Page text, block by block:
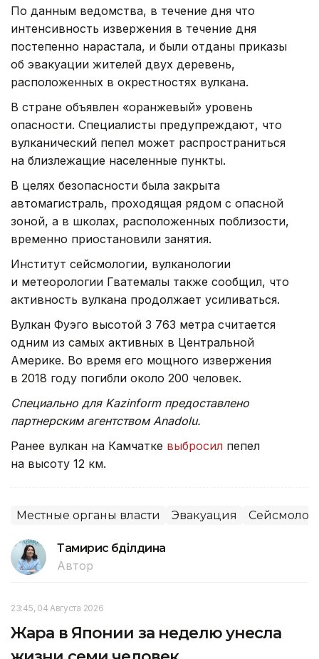
По данным ведомства, в течение дня что
интенсивность извержения в течение дня
постепенно нарастала, и были отданы приказы
об эвакуации жителей двух деревень,
расположенных в окрестностях вулкана.
В стране объявлен «оранжевый» уровень
опасности. Специалисты предупреждают, что
вулканический пепел может распространиться
на близлежащие населенные пункты.
В целях безопасности была закрыта
автомагистраль, проходящая рядом с опасной
зоной, а в школах, расположенных поблизости,
временно приостановили занятия.
Институт сейсмологии, вулканологии
и метеорологии Гватемалы также сообщил, что
активность вулкана продолжает усиливаться.
Вулкан Фуэго высотой 3 763 метра считается
одним из самых активных в Центральной
Америке. Во время его мощного извержения
в 2018 году погибли около 200 человек.
Специально для Kazinform предоставлено
партнерским агентством Anadolu.
Ранее вулкан на Камчатке выбросил пепел
на высоту 12 км.
Местные органы власти Эвакуация
Тамирис Әбділдина
Автор
23:45, 04 Августа 2026
Жара в Японии за неделю унесла